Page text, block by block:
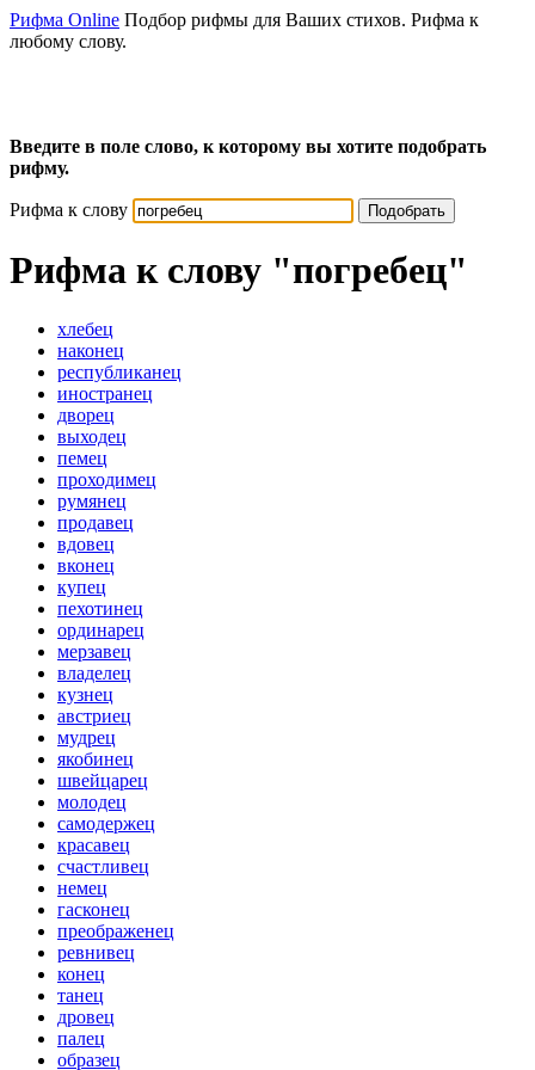
Рифма Online Подбор рифмы для Ваших стихов. Рифма к
любому слову.
Введите в поле слово, к которому вы хотите подобрать
рифму.
Рифма к слову Подобрать
Рифма к слову "погребец"
хлебец
наконец
республиканец
иностранец
дворец
выходец
пемец
проходимец
румянец
продавец
вдовец
вконец
купец
пехотинец
ординарец
мерзавец
владелец
кузнец
австриец
мудрец
якобинец
швейцарец
молодец
самодержец
красавец
счастливец
немец
гасконец
преображенец
ревнивец
конец
танец
дровец
палец
образец